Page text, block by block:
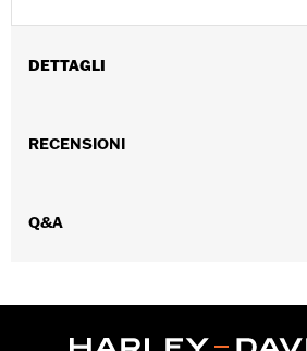
DETTAGLI
GARANZIA:Garanzia limitata di 2 anni –
RECENSIONI
Q&A